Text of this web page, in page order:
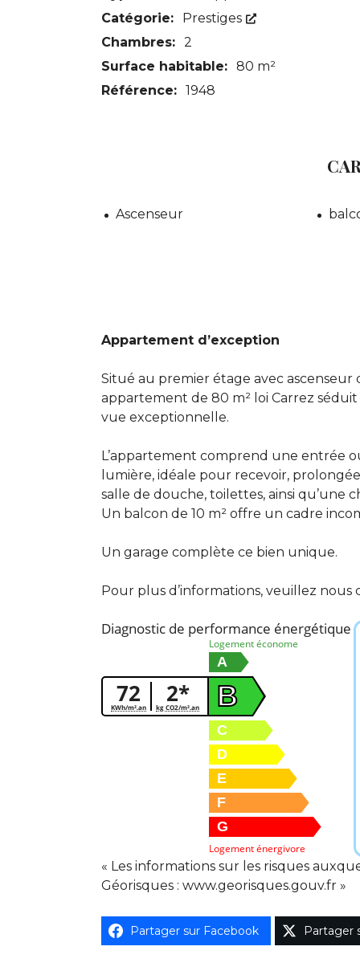
Catégorie:
Prestiges
Chambres: 2
Surface habitable: 80 m²
Référence: 1948
Ascenseur
Appartement d’exception
Situé au premier étage avec
appartement de 80 m² loi Carrez
vue exceptionnelle.
L’appartement comprend une entrée
lumière, idéale pour recevoir,
salle de douche, toilettes, ainsi qu’une
Un balcon de 10 m² offre un cadre
Un garage complète ce bien unique.
Pour plus d’informations, veuillez nous
Diagnostic de performance énergétique
72
KWh/m².an 2*
kg CO2/m².an
Logement économe
A
B
C
D
E
F
G
Logement énergivore
« Les informations sur les risques
Géorisques : www.georisques.gouv.fr »
Partager sur Facebook Partager